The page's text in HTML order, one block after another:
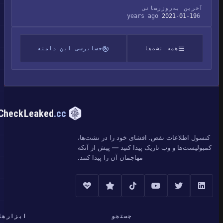
آخرین به‌روزرسانی
2021-01-19
همه نشت‌ها حسابرسی این دامنه
CheckLeaked.cc
کنسول اطلاعات نقض. افشای خود را در نشت‌ها،
کمبولیست‌ها و وب تاریک پیدا کنید — پیش از آنکه
مهاجمان آن را پیدا کنند.
جستجو ابزارها